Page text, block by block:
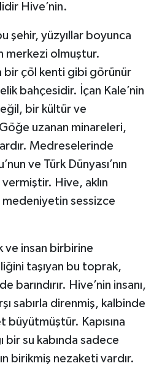
Hive’nin.
şehir, yüzyıllar boyunca
merkezi olmuştur.
bir çöl kenti gibi görünür
bahçesidir. İçan Kale’nin
bir kültür ve
uzanan minareleri,
Medreselerinde
ve Türk Dünyası’nın
Hive, aklın
sessizce
ve insan birbirine
taşıyan bu toprak,
barındırır. Hive’nin insanı,
sabırla direnmiş, kalbinde
büyütmüştür. Kapısına
bir su kabında sadece
birikmiş nezaketi vardır.